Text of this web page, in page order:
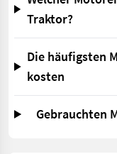
Traktor?
Die häufigsten
kosten
Gebrauchten